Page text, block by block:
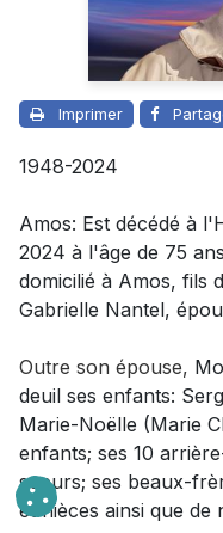
Imprimer
1948-2024
Amos: Est décédé à
2024 à l'âge de 75
domicilié à Amos, fils
Gabrielle Nantel,
Outre son épouse,
deuil ses enfants:
Marie-Noëlle (Marie
enfants; ses 10
soeurs; ses beaux-
et nièces ainsi que de